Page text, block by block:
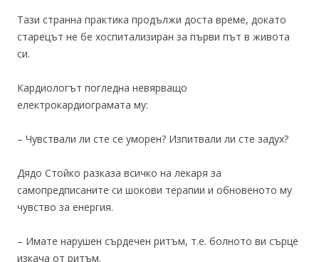
Тази странна практика продължи доста време, докато
старецът не бе хоспитализиран за първи път в живота
си.
Кардиологът погледна невярващо
електрокардиограмата му:
– Чувствали ли сте се уморен? Изпитвали ли сте задух?
Дядо Стойко разказа всичко на лекаря за
самопредписаните си шокови терапии и обновеното му
чувство за енергия.
– Имате нарушен сърдечен ритъм, т.е. болното ви сърце
изкача от ритъм.